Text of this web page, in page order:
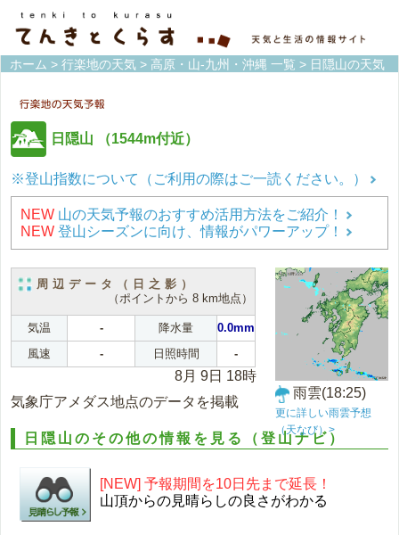
ホーム > 行楽地の天気 > 高原・山-九州・沖縄 一覧 > 日隠山の天気
日隠山 （1544m付近）
※登山指数について（ご利用の際はご一読ください。）
NEW 山の天気予報のおすすめ活用方法をご紹介！
NEW 登山シーズンに向け、情報がパワーアップ！
周辺データ（日之影）
（ポイントから 8 km地点）
気温 - 降水量
0.0mm
風速
- 日照時間 -
8月 9日 18時
気象庁アメダス地点のデータを掲載
雨雲(18:25)
更に詳しい雨雲予想
（天なび）>
日隠山のその他の情報を見る（登山ナビ）
[NEW] 予報期間を10日先まで延長！
山頂からの見晴らしの良さがわかる